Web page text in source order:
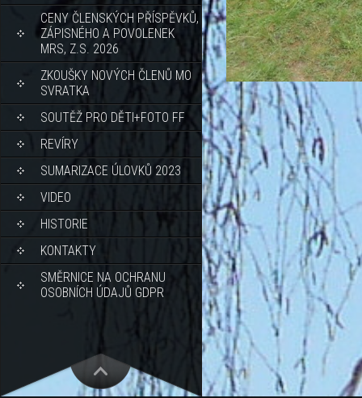
CENY ČLENSKÝCH PŘÍSPĚVKŮ,
ZÁPISNÉHO A POVOLENEK
MRS, Z.S. 2026
ZKOUŠKY NOVÝCH ČLENŮ MO
SVRATKA
SOUTĚŽ PRO DĚTI+FOTO FF
REVÍRY
SUMARIZACE ÚLOVKŮ 2023
VIDEO
HISTORIE
KONTAKTY
SMĚRNICE NA OCHRANU
OSOBNÍCH ÚDAJŮ GDPR